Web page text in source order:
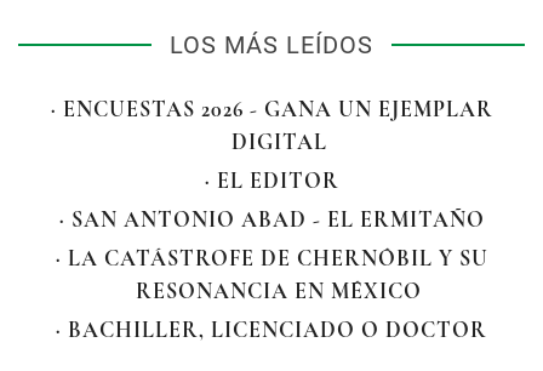
LOS MÁS LEÍDOS
· ENCUESTAS 2026 - GANA UN EJEMPLAR
DIGITAL
· EL EDITOR
· SAN ANTONIO ABAD - EL ERMITAÑO
· LA CATÁSTROFE DE CHERNÓBIL Y SU
RESONANCIA EN MÉXICO
· BACHILLER, LICENCIADO O DOCTOR